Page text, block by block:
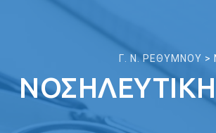
Γ. Ν. ΡΕΘΥΜΝΟΥ >